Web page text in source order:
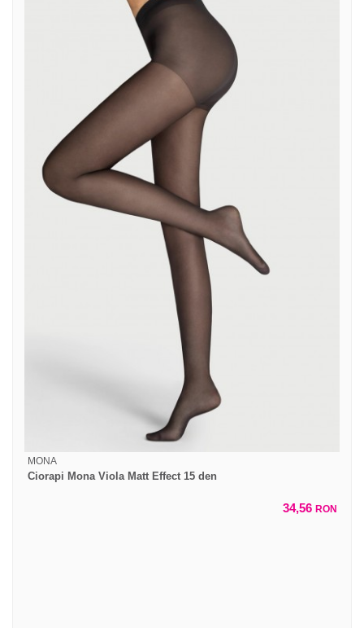
MONA
Ciorapi Mona Viola Matt Effect 15 den
34,56 RON